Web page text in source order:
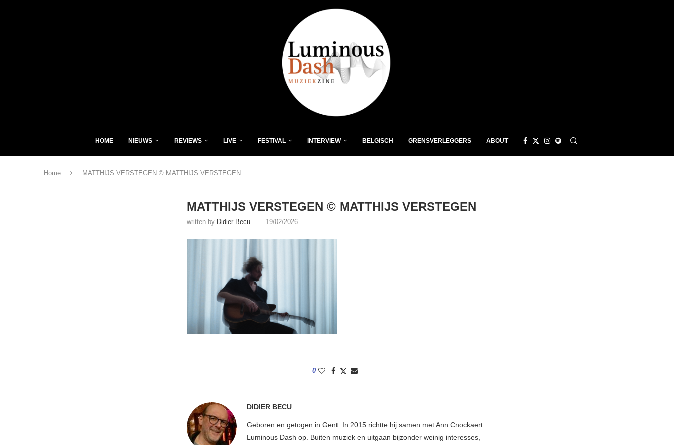
HOME NIEUWS REVIEWS LIVE FESTIVAL INTERVIEW BELGISCH GRENSVERLEGGERS ABOUT
Home MATTHIJS VERSTEGEN © MATTHIJS VERSTEGEN
MATTHIJS VERSTEGEN © MATTHIJS VERSTEGEN
written by Didier Becu 19/02/2026
0
DIDIER BECU
Geboren en getogen in Gent. In 2015 richtte hij samen met Ann Cnockaert
Luminous Dash op. Buiten muziek en uitgaan bijzonder weinig interesses,